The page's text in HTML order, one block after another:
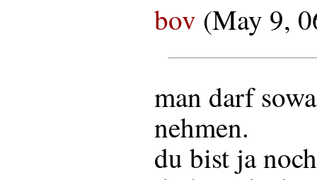
bov (May 9,
man darf
nehmen.
du bist ja